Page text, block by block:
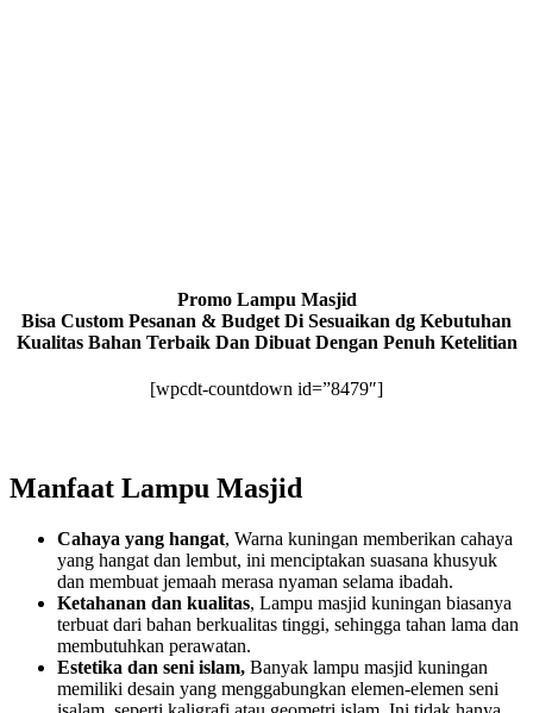
Promo Lampu Masjid
Bisa Custom Pesanan & Budget Di Sesuaikan dg Kebutuhan
Kualitas Bahan Terbaik Dan Dibuat Dengan Penuh Ketelitian
[wpcdt-countdown id=”8479″]
Manfaat Lampu Masjid
Cahaya yang hangat, Warna kuningan memberikan cahaya
yang hangat dan lembut, ini menciptakan suasana khusyuk
dan membuat jemaah merasa nyaman selama ibadah.
Ketahanan dan kualitas, Lampu masjid kuningan biasanya
terbuat dari bahan berkualitas tinggi, sehingga tahan lama dan
membutuhkan perawatan.
Estetika dan seni islam, Banyak lampu masjid kuningan
memiliki desain yang menggabungkan elemen-elemen seni